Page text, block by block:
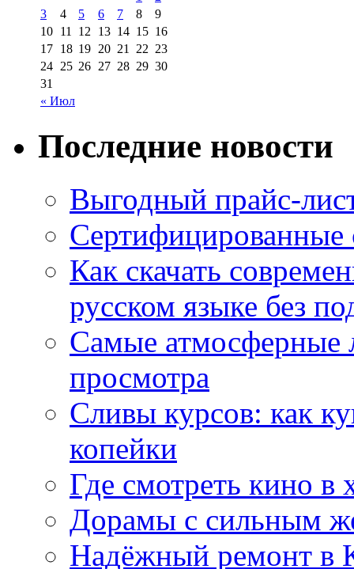
« Июл
3
4 5 6 7 8
9
10 11 12 13 14 15 16
17 18 19 20 21 22 23
24 25 26 27 28 29 30
31
Последние новости
Выгодный прайс-
Как скачать
русском языке без
Самые атмосферные
просмотра
Сливы курсов: как
копейки
Где смотреть кино в
Дорамы с сильным
Надёжный ремонт в